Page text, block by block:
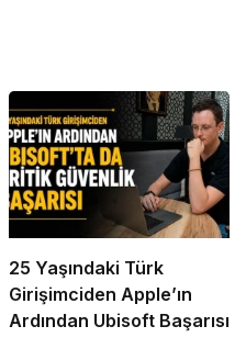
25 Yaşındaki Türk
Girişimciden Apple’ın
Ardından Ubisoft Başarısı